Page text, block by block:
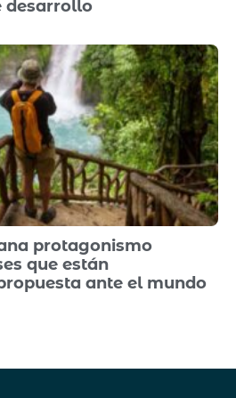
desarrollo
protagonismo
que están
ante el mundo